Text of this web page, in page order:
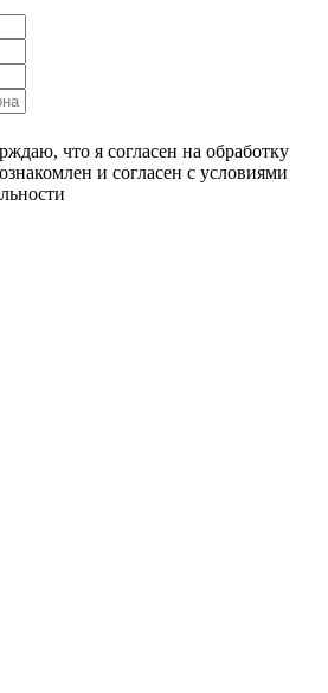
что я согласен на обработку
и согласен с условиями